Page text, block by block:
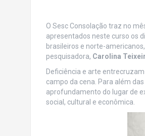
O Sesc Consolação traz no
apresentados neste curso os
brasileiros e norte-
pesquisadora, Carolina
Deficiência e arte
campo da cena. Para além
aprofundamento do lugar de
social, cultural e econômica.